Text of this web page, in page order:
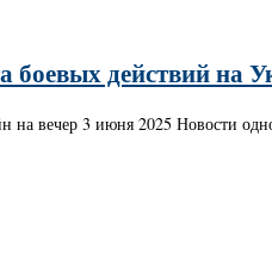
действий на
вечер 3 июня 2025 Новости